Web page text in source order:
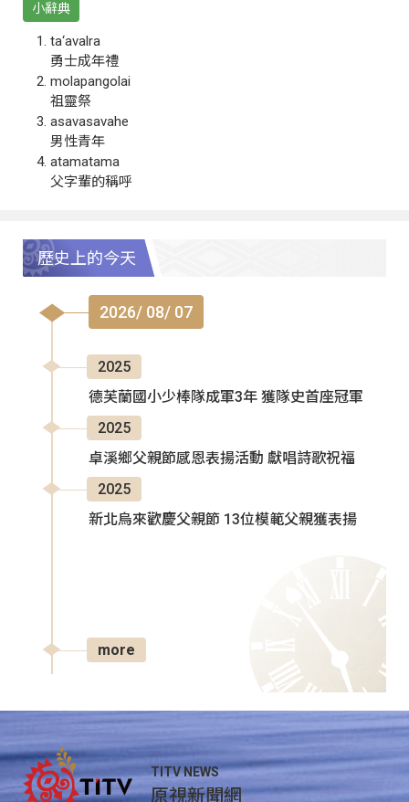
小辭典
ta‘avalra
勇士成年禮
molapangolai
祖靈祭
asavasavahe
男性青年
atamatama
父字輩的稱呼
歷史上的今天
2026/ 08/ 07
2025
德芙蘭國小少棒隊成軍3年 獲隊史首座冠軍
2025
卓溪鄉父親節感恩表揚活動 獻唱詩歌祝福
2025
新北烏來歡慶父親節 13位模範父親獲表揚
more
TITV NEWS
原視新聞網